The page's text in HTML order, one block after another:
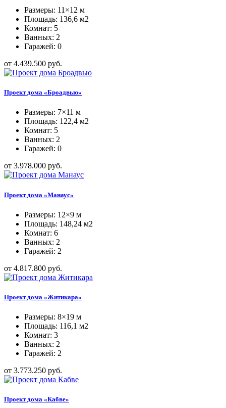
Размеры: 11×12 м
Площадь: 136,6 м2
Комнат: 5
Ванных: 2
Гаражей: 0
от 4.439.500 руб.
Проект дома «Броадвью»
Размеры: 7×11 м
Площадь: 122,4 м2
Комнат: 5
Ванных: 2
Гаражей: 0
от 3.978.000 руб.
Проект дома «Манаус»
Размеры: 12×9 м
Площадь: 148,24 м2
Комнат: 6
Ванных: 2
Гаражей: 2
от 4.817.800 руб.
Проект дома «Житикара»
Размеры: 8×19 м
Площадь: 116,1 м2
Комнат: 3
Ванных: 2
Гаражей: 2
от 3.773.250 руб.
Проект дома «Кабве»